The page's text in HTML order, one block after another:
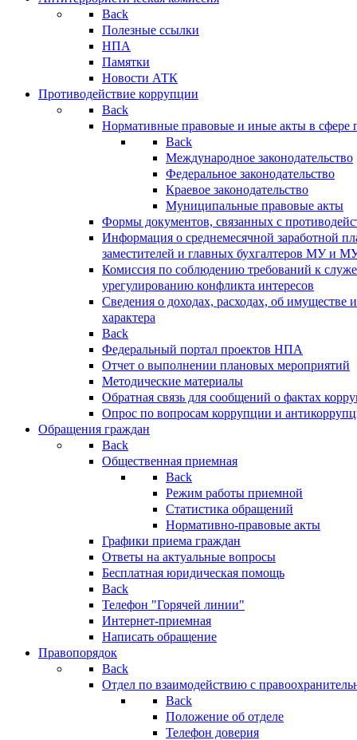
Back
Полезные ссылки
НПА
Памятки
Новости АТК
Противодействие коррупции
Back
Нормативные правовые и иные акты в сфере
Back
Международное законодательство
Федеральное законодательство
Краевое законодательство
Муниципальные правовые акты
Формы документов, связанных с
Информация о среднемесячной заработной
заместителей и главных бухгалтеров МУ и
Комиссия по соблюдению требований к
урегулированию конфликта интересов
Сведения о доходах, расходах, об имуществе
характера
Back
Федеральный портал проектов НПА
Отчет о выполнении плановых мероприятий
Методические материалы
Обратная связь для сообщений о фактах
Опрос по вопросам коррупции и
Обращения граждан
Back
Общественная приемная
Back
Режим работы приемной
Статистика обращений
Нормативно-правовые акты
Графики приема граждан
Ответы на актуальные вопросы
Бесплатная юридическая помощь
Back
Телефон "Горячей линии"
Интернет-приемная
Написать обращение
Правопорядок
Back
Отдел по взаимодействию с
Back
Положение об отделе
Телефон доверия